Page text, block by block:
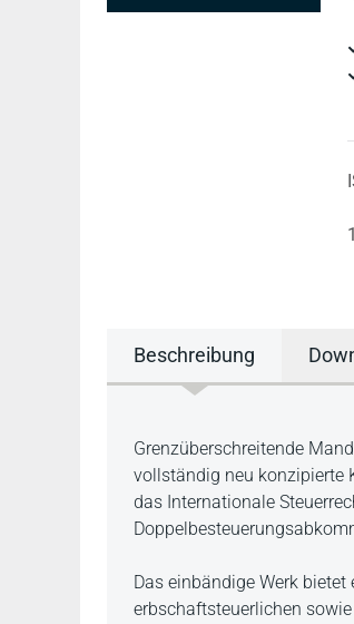
Beschreibung
Beschreibung
Grenzüberschreitende
vollständig neu konzipierte
das Internationale
Das einbändige Werk
erbschaftsteuerlichen